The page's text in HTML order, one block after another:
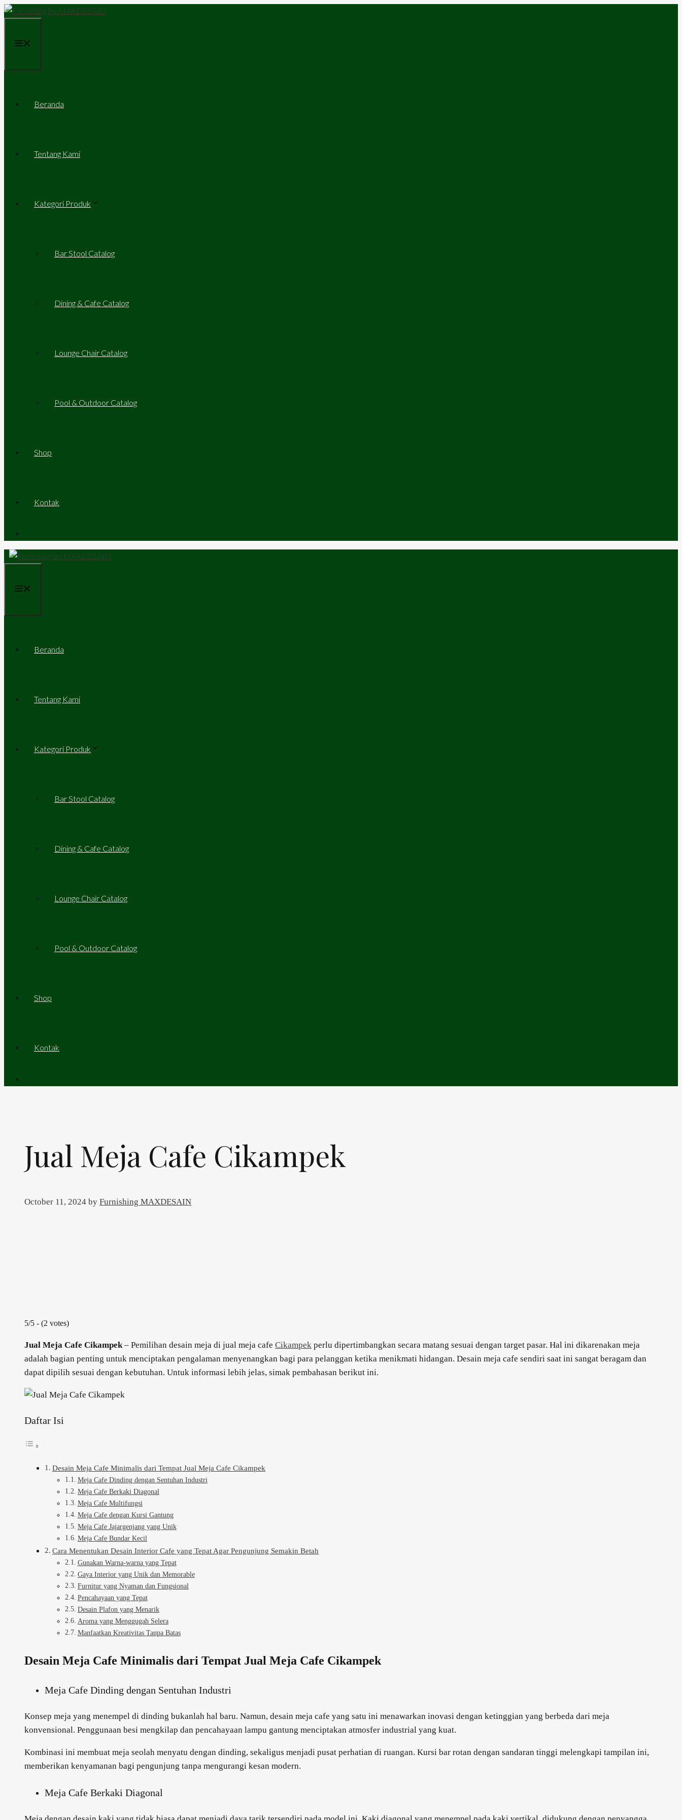
Skip
content
Beranda
Tentang Kami
Kategori Produk
Bar Stool Catalog
Dining & Cafe Catalog
Lounge Chair Catalog
Pool & Outdoor Catalog
Shop
Kontak
Beranda
Tentang Kami
Kategori Produk
Bar Stool Catalog
Dining & Cafe Catalog
Lounge Chair Catalog
Pool & Outdoor Catalog
Shop
Kontak
Jual Meja Cafe Cikampek
October 11, 2024 by Furnishing MAXDESAIN
5/5 - (2 votes)
Jual Meja Cafe Cikampek– Pemilihan desain meja di jual meja cafe Cikampek perlu dipertimbangkan secara matang sesuai dengan target pasar. Hal ini dikarenakan meja
adalah bagian penting untuk menciptakan pengalaman menyenangkan bagi para pelanggan ketika menikmati hidangan. Desain meja cafe sendiri saat ini sangat beragam dan
dapat dipilih sesuai dengan kebutuhan. Untuk informasi lebih jelas, simak pembahasan berikut ini.
Daftar Isi
Desain Meja Cafe Minimalis dari Tempat Jual Meja Cafe Cikampek
Meja Cafe Dinding dengan Sentuhan Industri
Meja Cafe Berkaki Diagonal
Meja Cafe Multifungsi
Meja Cafe dengan Kursi Gantung
Meja Cafe Jajargenjang yang Unik
Meja Cafe Bundar Kecil
Cara Menentukan Desain Interior Cafe yang Tepat Agar Pengunjung Semakin Betah
Gunakan Warna-warna yang Tepat
Gaya Interior yang Unik dan Memorable
Furnitur yang Nyaman dan Fungsional
Pencahayaan yang Tepat
Desain Plafon yang Menarik
Aroma yang Menggugah Selera
Manfaatkan Kreativitas Tanpa Batas
Desain Meja Cafe Minimalis dari Tempat Jual Meja Cafe Cikampek
Meja Cafe Dinding dengan Sentuhan Industri
Konsep meja yang menempel di dinding bukanlah hal baru. Namun, desain meja cafe yang satu ini menawarkan inovasi dengan ketinggian yang berbeda dari meja
konvensional. Penggunaan besi mengkilap dan pencahayaan lampu gantung menciptakan atmosfer industrial yang kuat.
Kombinasi ini membuat meja seolah menyatu dengan dinding, sekaligus menjadi pusat perhatian di ruangan. Kursi bar rotan dengan sandaran tinggi melengkapi tampilan ini,
memberikan kenyamanan bagi pengunjung tanpa mengurangi kesan modern.
Meja Cafe Berkaki Diagonal